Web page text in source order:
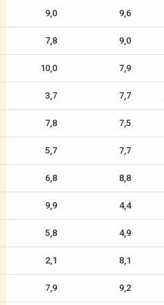
9,0 9,6
7,8 9,0
10,0 7,9
3,7 7,7
7,8 7,5
5,7 7,7
6,8 8,8
9,9 4,4
5,8 4,9
2,1 8,1
7,9 9,2